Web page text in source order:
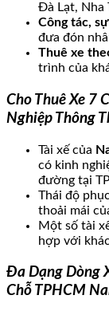
Đà Lạt, Nha
Công tác,
đưa đón
Thuê xe
trình của
Cho Thuê Xe 7
Nghiệp Thông
Tài xế của
có kinh
đường tại
Thái độ
thoải mái
Một số tài
hợp với
Đa Dạng Dòng
Chỗ TPHCM